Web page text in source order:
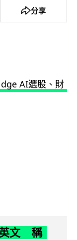
分享
英文 稱